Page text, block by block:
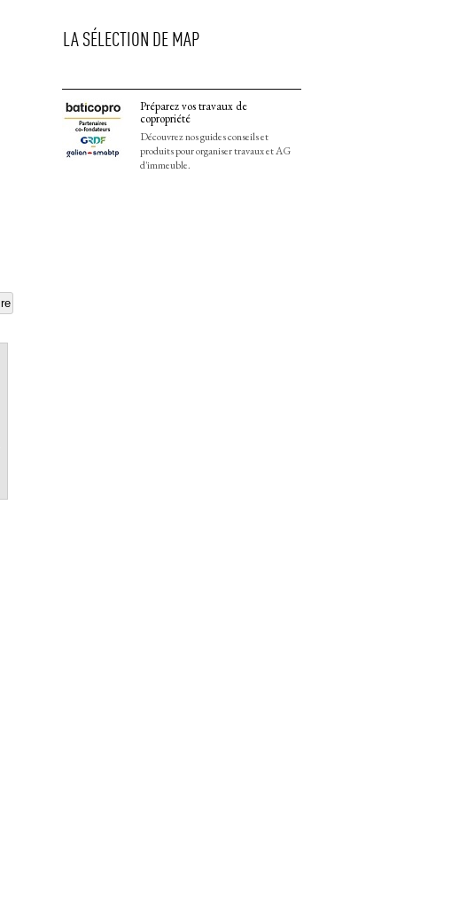
LA SÉLECTION DE MAP
Préparez vos travaux de
copropriété
Découvrez nos guides conseils et
produits pour organiser travaux et AG
d'immeuble.